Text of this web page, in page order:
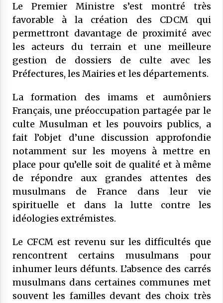
1446H
27 mai 2025
COMMUNIQUÉ : Rapport sur les «
pas alimenter une suspicion
généralisée à l’égard des musulmans
21 mai 2025
Le Premier Ministre s’est montré très
favorable à la création des CDCM qui
permettront davantage de proximité avec
les acteurs du terrain et une meilleure
gestion de dossiers de culte avec les
Préfectures, les Mairies et les départements.
La formation des imams et aumôniers
Français, une préoccupation partagée par le
culte Musulman et les pouvoirs publics, a
fait l’objet d’une discussion approfondie
notamment sur les moyens à mettre en
place pour qu’elle soit de qualité et à même
de répondre aux grandes attentes des
musulmans de France dans leur vie
spirituelle et dans la lutte contre les
idéologies extrémistes.
Le CFCM est revenu sur les difficultés que
rencontrent certains musulmans pour
inhumer leurs défunts. L’absence des carrés
musulmans dans certaines communes met
souvent les familles devant des choix très